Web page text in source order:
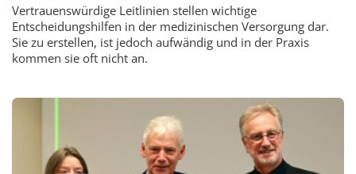
Vertrauenswürdige Leitlinien stellen wichtige
Entscheidungshilfen in der medizinischen Versorgung dar.
Sie zu erstellen, ist jedoch aufwändig und in der Praxis
kommen sie oft nicht an.